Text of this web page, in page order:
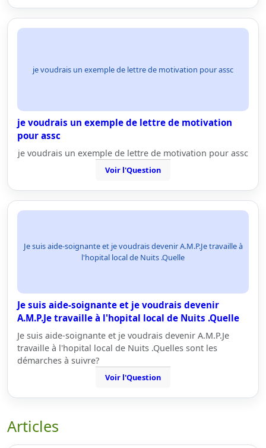
je voudrais un exemple de lettre de motivation pour assc
je voudrais un exemple de lettre de motivation
pour assc
je voudrais un exemple de lettre de motivation pour assc
Voir l'Question
Je suis aide-soignante et je voudrais devenir A.M.P.Je travaille à
l'hopital local de Nuits .Quelle
Je suis aide-soignante et je voudrais devenir
A.M.P.Je travaille à l'hopital local de Nuits .Quelle
Je suis aide-soignante et je voudrais devenir A.M.P.Je
travaille à l'hopital local de Nuits .Quelles sont les
démarches à suivre?
Voir l'Question
Articles